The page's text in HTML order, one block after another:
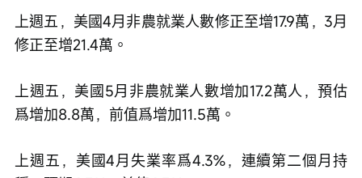
上週五，美國4月非農就業人數修正至增17.9萬，3月
修正至增21.4萬。
上週五，美國5月非農就業人數增加17.2萬人，預估
爲增加8.8萬，前值爲增加11.5萬。
上週五，美國4月失業率爲4.3%，連續第二個月持